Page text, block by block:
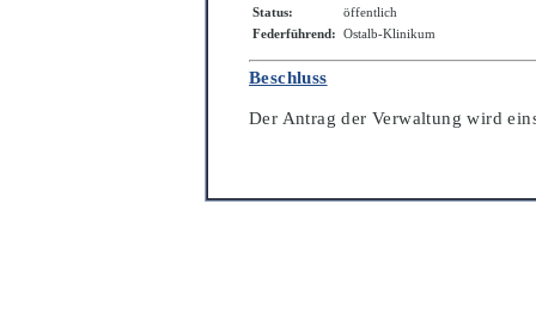
Status:
öffentlich
Federführend: Ostalb-Klinikum
Beschluss
Der Antrag der Verwaltung wird